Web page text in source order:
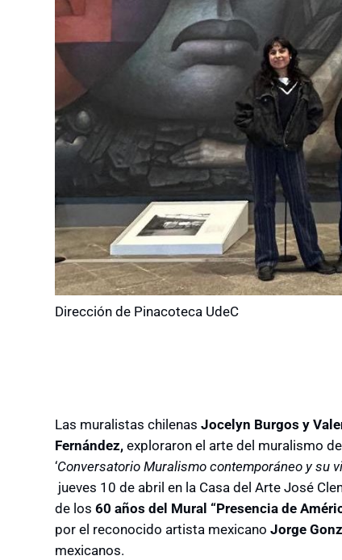
Dirección de Pinacoteca UdeC
Las muralistas chilenas Jocelyn Burgos y
Fernández, exploraron el arte del muralismo
‘Conversatorio Muralismo contemporáneo y su
jueves 10 de abril en la Casa del Arte José
de los 60 años del Mural “Presencia de
por el reconocido artista mexicano Jorge
mexicanos.